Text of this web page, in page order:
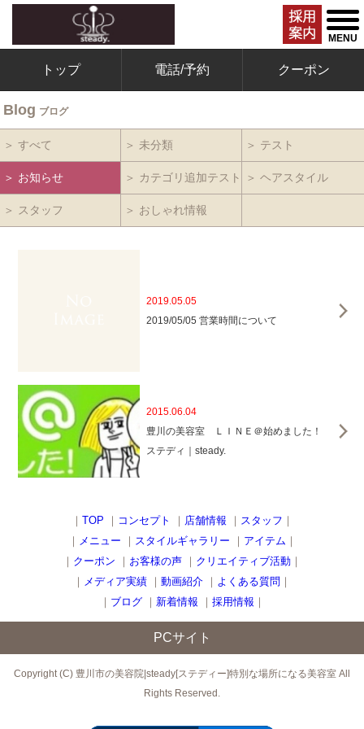
MENU
トップ 電話/予約 クーポン
Blog ブログ
＞ すべて ＞ 未分類 ＞ テスト
＞ お知らせ ＞ カテゴリ追加テスト ＞ ヘアスタイル
＞ スタッフ ＞ おしゃれ情報
2019.05.05
2019/05/05 営業時間について
2015.06.04
豊川の美容室 ＬＩＮＥ＠始めました！
ステディ｜steady.
｜ TOP ｜ コンセプト ｜ 店舗情報 ｜ スタッフ ｜
｜ メニュー ｜ スタイルギャラリー ｜ アイテム ｜
｜ クーポン ｜ お客様の声 ｜ クリエイティブ活動 ｜
｜ メディア実績 ｜ 動画紹介 ｜ よくある質問 ｜
｜ ブログ｜ 新着情報 ｜ 採用情報 ｜
PCサイト
Copyright (C) 豊川市の美容院|steady[ステディー]特別な場所になる美容室 All
Rights Reserved.